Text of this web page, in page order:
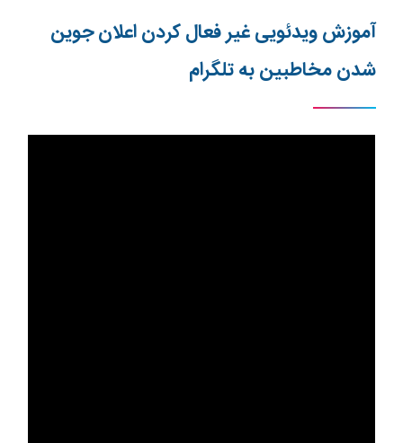
آموزش ویدئویی غیر فعال کردن اعلان جوین
شدن مخاطبین به تلگرام